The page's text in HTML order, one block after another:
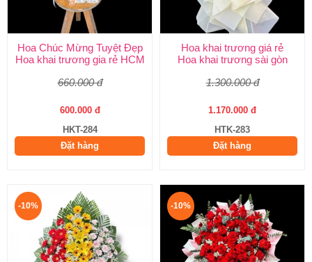
Hoa Chúc Mừng Tuyệt Đẹp
Hoa khai trương gia rẻ HCM
660.000 đ
600.000 đ
HKT-284
Đặt hàng
Hoa khai trương giá rẻ
Hoa khai trương sài gòn
1.300.000 đ
1.170.000 đ
HTK-283
Đặt hàng
-10% -10%